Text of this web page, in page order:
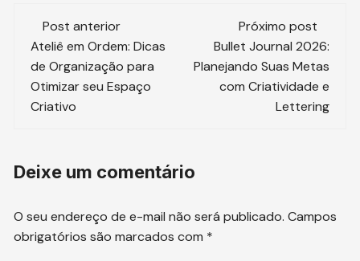
Navegação
de
post
Post anterior
Ateliê em Ordem: Dicas
de Organização para
Otimizar seu Espaço
Criativo
Próximo post
Bullet Journal 2026:
Planejando Suas Metas
com Criatividade e
Lettering
Deixe um comentário
O seu endereço de e-mail não será publicado. Campos
obrigatórios são marcados com *